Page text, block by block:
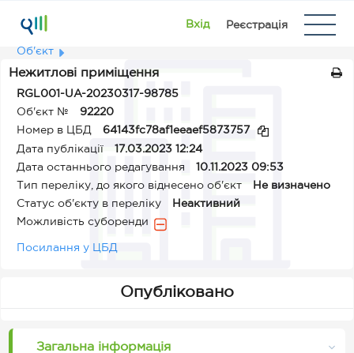
Вхід Реєстрація
Об'єкт
Нежитлові приміщення
RGL001-UA-20230317-98785
Об'єкт №
92220
Номер в ЦБД
64143fc78af1eeaef5873757
Дата публікації
17.03.2023 12:24
Дата останнього редагування
10.11.2023 09:53
Тип переліку, до якого віднесено об'єкт
Не визначено
Статус об'єкту в переліку
Неактивний
Можливість суборенди
Посилання у ЦБД
Опубліковано
Загальна інформація